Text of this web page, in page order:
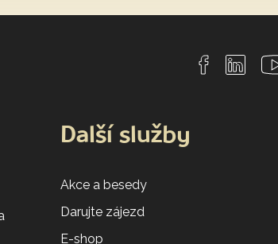
Další služby
Akce a besedy
Darujte zájezd
E-shop